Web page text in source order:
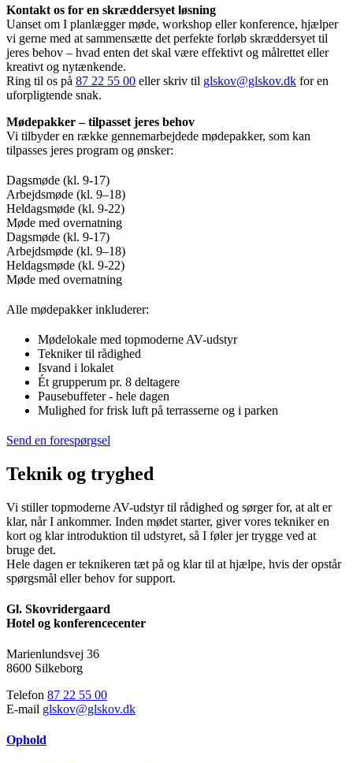
Kontakt os for en skræddersyet løsning
Uanset om I planlægger møde, workshop eller konference, hjælper
vi gerne med at sammensætte det perfekte forløb skræddersyet til
jeres behov – hvad enten det skal være effektivt og målrettet eller
kreativt og nytænkende.
Ring til os på 87 22 55 00 eller skriv til glskov@glskov.dk for en
uforpligtende snak.
Mødepakker – tilpasset jeres behov
Vi tilbyder en række gennemarbejdede mødepakker, som kan
tilpasses jeres program og ønsker:
Dagsmøde (kl. 9-17)
Arbejdsmøde (kl. 9–18)
Heldagsmøde (kl. 9-22)
Møde med overnatning
Dagsmøde (kl. 9-17)
Arbejdsmøde (kl. 9–18)
Heldagsmøde (kl. 9-22)
Møde med overnatning
Alle mødepakker inkluderer:
Mødelokale med topmoderne AV-udstyr
Tekniker til rådighed
Isvand i lokalet
Ét grupperum pr. 8 deltagere
Pausebuffeter - hele dagen
Mulighed for frisk luft på terrasserne og i parken
Send en forespørgsel
Teknik og tryghed
Vi stiller topmoderne AV-udstyr til rådighed og sørger for, at alt er
klar, når I ankommer. Inden mødet starter, giver vores tekniker en
kort og klar introduktion til udstyret, så I føler jer trygge ved at
bruge det.
Hele dagen er teknikeren tæt på og klar til at hjælpe, hvis der opstår
spørgsmål eller behov for support.
Gl. Skovridergaard
Hotel og konferencecenter
Marienlundsvej 36
8600 Silkeborg
Telefon 87 22 55 00
E-mail glskov@glskov.dk
Ophold